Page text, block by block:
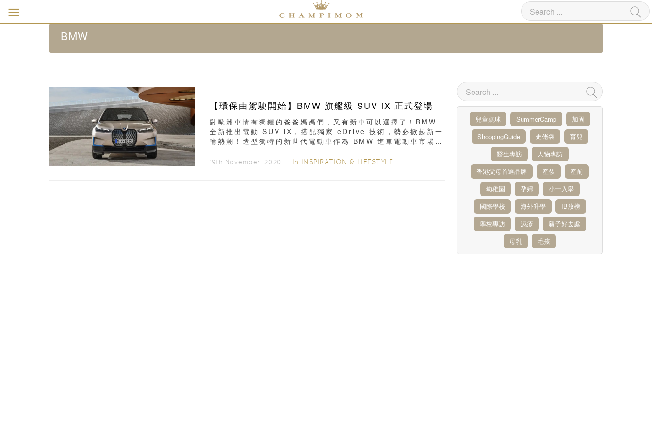
BMW
【環保由駕駛開始】BMW 旗艦級 SUV iX 正式登場
對歐洲車情有獨鍾的爸爸媽媽們，又有新車可以選擇了！BMW
全新推出電動 SUV iX，搭配獨家 eDrive 技術，勢必掀起新一
輪熱潮！造型獨特的新世代電動車作為 BMW 進軍電動車市場的
19th November, 2020 ｜ In INSPIRATION & LIFESTYLE
兒童桌球 SummerCamp
加固
ShoppingGuide
走佬袋
育兒
醫生專訪
人物專訪
香港父母首選品牌
產後
產前
幼稚園
孕婦
小一入學
國際學校
海外升學
IB放榜
學校專訪
濕疹
親子好去處
母乳
毛孩